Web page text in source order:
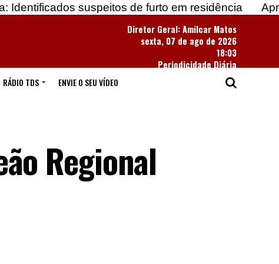
suspeitos de furto em residência
Apreendidas
Diretor Geral: Amilcar Matos
sexta, 07 de ago de 2026
18:03
Periodicidade Diária
RÁDIO TDS ENVIE O SEU VÍDEO
Regional